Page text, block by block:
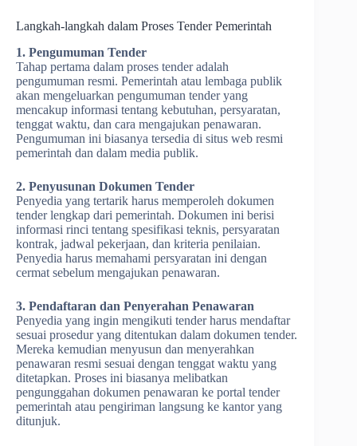
Langkah-langkah dalam Proses Tender Pemerintah
1. Pengumuman Tender
Tahap pertama dalam proses tender adalah
pengumuman resmi. Pemerintah atau lembaga publik
akan mengeluarkan pengumuman tender yang
mencakup informasi tentang kebutuhan, persyaratan,
tenggat waktu, dan cara mengajukan penawaran.
Pengumuman ini biasanya tersedia di situs web resmi
pemerintah dan dalam media publik.
2. Penyusunan Dokumen Tender
Penyedia yang tertarik harus memperoleh dokumen
tender lengkap dari pemerintah. Dokumen ini berisi
informasi rinci tentang spesifikasi teknis, persyaratan
kontrak, jadwal pekerjaan, dan kriteria penilaian.
Penyedia harus memahami persyaratan ini dengan
cermat sebelum mengajukan penawaran.
3. Pendaftaran dan Penyerahan Penawaran
Penyedia yang ingin mengikuti tender harus mendaftar
sesuai prosedur yang ditentukan dalam dokumen tender.
Mereka kemudian menyusun dan menyerahkan
penawaran resmi sesuai dengan tenggat waktu yang
ditetapkan. Proses ini biasanya melibatkan
pengunggahan dokumen penawaran ke portal tender
pemerintah atau pengiriman langsung ke kantor yang
ditunjuk.